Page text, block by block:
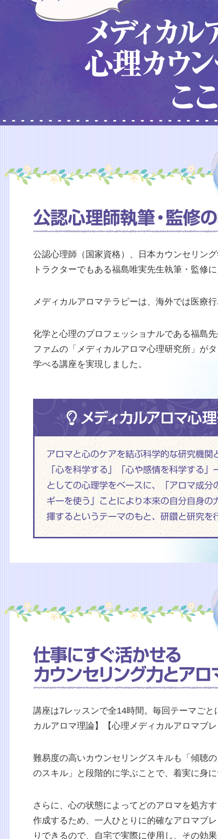
公認心理師（国家資格）、日本カウンセリン
トラクターでもある福島唯実先生執筆・監修
メディカルアロマテラピーは、海外では医療
化学と心理のプロフェッショナルである福島
ファムの「メディカルアロマ心理研究所」が
学べる講座を実現しました。
講座は7レッスンで全14時間。毎回テーマご
カルアロマ理論】【心理メディカルアロマブ
難易度の高いカウンセリングスキルも「傾聴
のスキル」と段階的に学ぶことで、着実に身
さらに、心の状態によってどのアロマを処方
作成するため、一人ひとりに的確なアロマブ
りできるので、自宅で実際に使用し、その効